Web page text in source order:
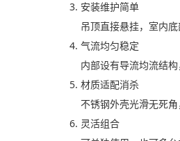
安装维护简单
吊顶直接悬挂，室内
气流均匀稳定
内部设有导流均流结
材质适配消杀
不锈钢外壳光滑无死角
灵活组合